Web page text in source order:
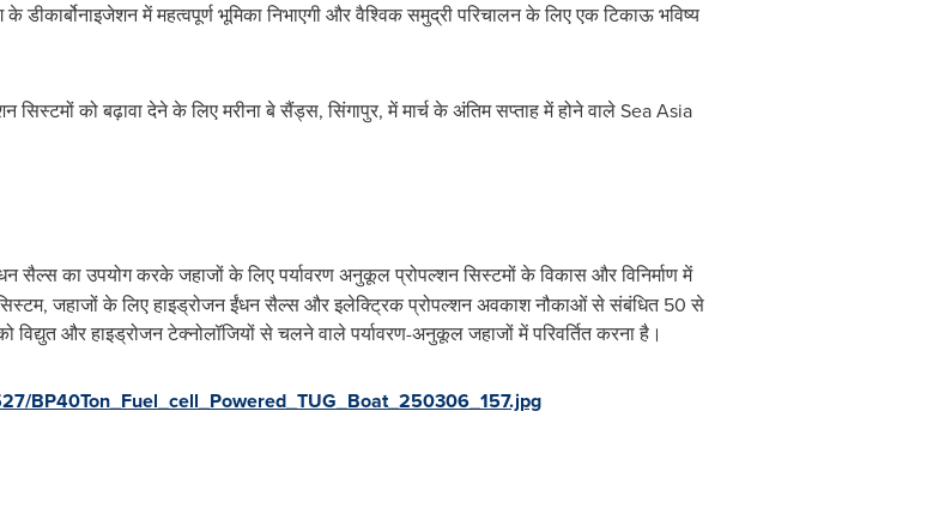
में महत्वपूर्ण भूमिका निभाएगी और वैश्विक समुद्री परिचालन के लिए एक टिकाऊ भविष्य
को बढ़ावा देने के लिए मरीना बे सैंड्स, सिंगापुर, में मार्च के अंतिम सप्ताह में होने वाले Sea Asia
सैल्स का उपयोग करके जहाजों के लिए पर्यावरण अनुकूल प्रोपल्शन सिस्टमों के विकास और विनिर्माण में
जहाजों के लिए हाइड्रोजन ईंधन सैल्स और इलेक्ट्रिक प्रोपल्शन अवकाश नौकाओं से संबंधित 50 से
और हाइड्रोजन टेक्नोलॉजियों से चलने वाले पर्यावरण-अनुकूल जहाजों में परिवर्तित करना है।
BP40Ton_Fuel_cell_Powered_TUG_Boat_250306_157.jpg